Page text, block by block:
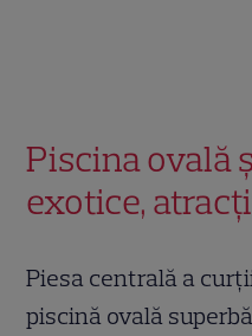
Piscina ovală
exotice,
Piesa centrală a
piscină ovală